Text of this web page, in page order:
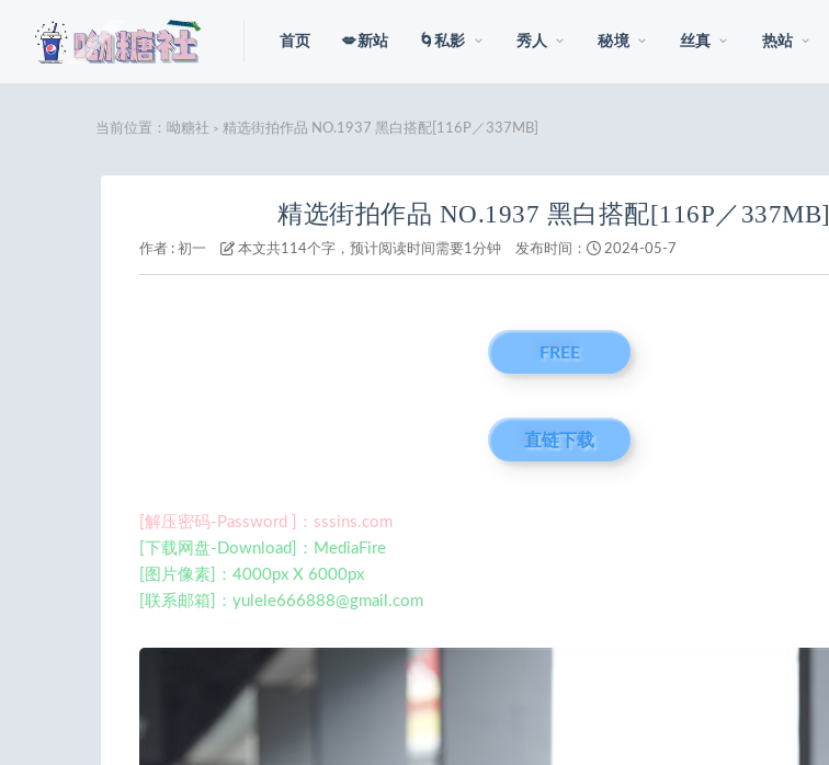
首页 💋新站 🌀私影 秀人 秘境 丝真 热站
当前位置： 呦糖社 > 精选街拍作品 NO.1937 黑白搭配[116P／337MB]
精选街拍作品 NO.1937 黑白搭配[116P／337MB]
作者 : 初一 本文共114个字，预计阅读时间需要1分钟 发布时间： 2024-05-7
FREE
直链下载
[解压密码-Password ]：sssins.com
[下载网盘-Download]：MediaFire
[图片像素]：4000px X 6000px
[联系邮箱]： yulele666888@gmail.com